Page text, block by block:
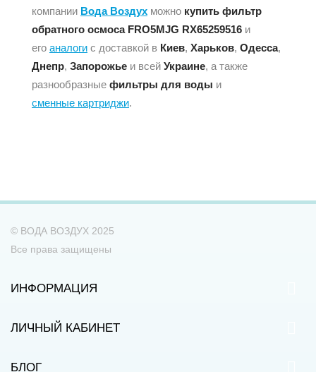
компании Вода Воздух можно купить фильтр
обратного осмоса FRO5MJG RX65259516 и
его аналоги с доставкой в Киев, Харьков, Одесса,
Днепр, Запорожье и всей Украине, а также
разнообразные фильтры для воды и
сменные картриджи.
© ВОДА ВОЗДУХ 2025
Все права защищены
ИНФОРМАЦИЯ
ЛИЧНЫЙ КАБИНЕТ
БЛОГ